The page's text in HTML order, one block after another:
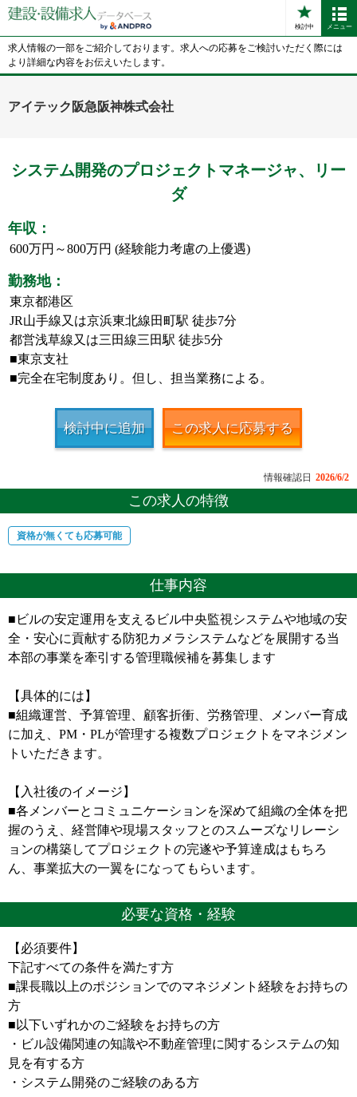
検討中 メニュー
求人情報の一部をご紹介しております。求人への応募をご検討いただく際には
より詳細な内容をお伝えいたします。
アイテック阪急阪神株式会社
システム開発のプロジェクトマネージャ、リー
ダ
年収：
600万円～800万円 (経験能力考慮の上優遇)
勤務地：
東京都港区
JR山手線又は京浜東北線田町駅 徒歩7分
都営浅草線又は三田線三田駅 徒歩5分
■東京支社
■完全在宅制度あり。但し、担当業務による。
検討中に追加 この求人に応募する
情報確認日 2026/6/2
この求人の特徴
資格が無くても応募可能
仕事内容
■ビルの安定運用を支えるビル中央監視システムや地域の安
全・安心に貢献する防犯カメラシステムなどを展開する当
本部の事業を牽引する管理職候補を募集します
【具体的には】
■組織運営、予算管理、顧客折衝、労務管理、メンバー育成
に加え、PM・PLが管理する複数プロジェクトをマネジメン
トいただきます。
【入社後のイメージ】
■各メンバーとコミュニケーションを深めて組織の全体を把
握のうえ、経営陣や現場スタッフとのスムーズなリレーシ
ョンの構築してプロジェクトの完遂や予算達成はもちろ
ん、事業拡大の一翼をになってもらいます。
必要な資格・経験
【必須要件】
下記すべての条件を満たす方
■課長職以上のポジションでのマネジメント経験をお持ちの
方
■以下いずれかのご経験をお持ちの方
・ビル設備関連の知識や不動産管理に関するシステムの知
見を有する方
・システム開発のご経験のある方